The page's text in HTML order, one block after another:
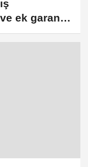
ek garanti